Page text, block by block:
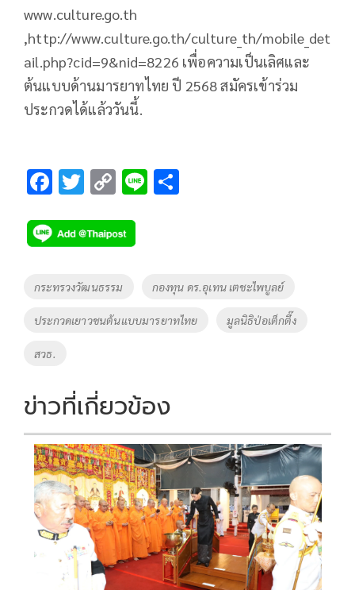
www.culture.go.th
,http://www.culture.go.th/culture_th/mobile_det
ail.php?cid=9&nid=8226 เพื่อความเป็นเลิศและ
ต้นแบบด้านมารยาทไทย ปี 2568 สมัครเข้าร่วม
ประกวดได้แล้ววันนี้.
F
e
b
o
k
T
tt
er
C
p
y
Li
k
Li
Tags
กระทรวงวัฒนธรรม กองทุน ดร.อุเทน เตชะไพบูลย์
ประกวดเยาวชนต้นแบบมารยาทไทย มูลนิธิป่อเต็กตึ๊ง
สวธ.
ข่าวที่เกี่ยวข้อง